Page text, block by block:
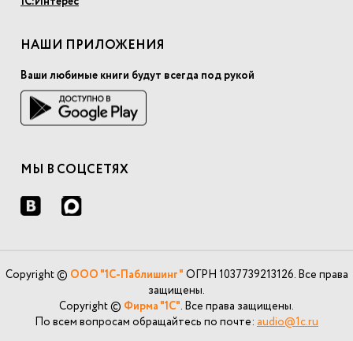
НАШИ ПРИЛОЖЕНИЯ
Ваши любимые книги будут всегда под рукой
МЫ В СОЦСЕТЯХ
Copyright © ООО "1С-Паблишинг" ОГРН 1037739213126. Все права
защищены.
Copyright © Фирма "1С". Все права защищены.
По всем вопросам обращайтесь по почте: audio@1c.ru